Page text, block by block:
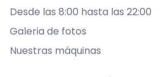
Desde las 8:00 hasta las 22:00
Galeria de fotos
Nuestras máquinas